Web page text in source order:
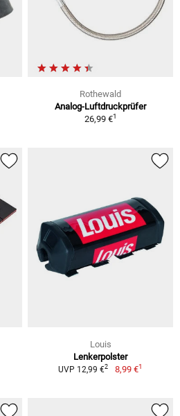
Rothewald
Analog-Luftdruckprüfer
26,99 €1
Louis
Lenkerpolster
UVP 12,99 €2 8,99 €1